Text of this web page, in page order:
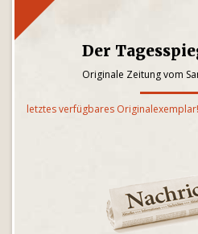
Der
Originale Zeitung vom
letztes verfügbares Originalexemplar!